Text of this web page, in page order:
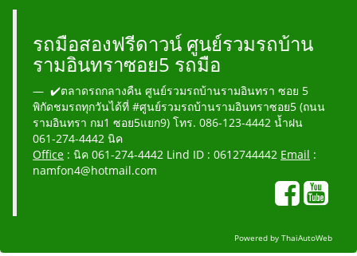
รถมือสองฟรีดาวน์ ศูนย์รวมรถบ้าน
รามอินทราซอย5 รถมือ
✔️ตลาดรถกลางคืน ศูนย์รวมรถบ้านรามอินทรา ซอย 5
พิกัดชมรถทุกวันได้ที่ #ศูนย์รวมรถบ้านรามอินทราซอย5 (ถนน
รามอินทรา กม1 ซอย5แยก9) โทร. 086-123-4442 น้ำฝน
061-274-4442 นิค
Office : นิค 061-274-4442 Lind ID : 0612744442 Email :
namfon4@hotmail.com
Powered by ThaiAutoWeb